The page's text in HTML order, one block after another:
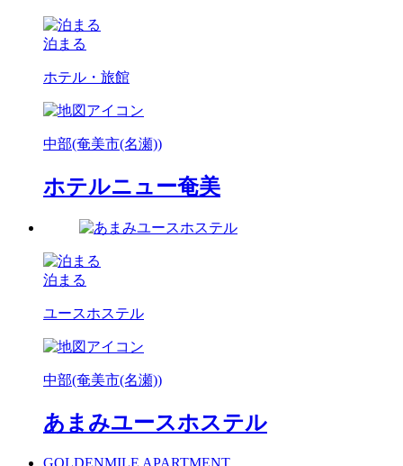
泊まる
ホテル・旅館
中部(奄美市(名瀬))
ホテルニュー奄美
泊まる
ユースホステル
中部(奄美市(名瀬))
あまみユースホステル
GOLDENMILE APARTMENT